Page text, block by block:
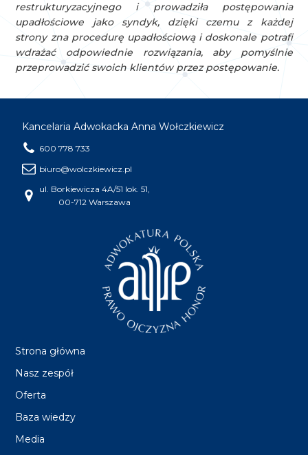
restrukturyzacyjnego i prowadziła postępowania
upadłościowe jako syndyk, dzięki czemu z każdej
strony zna procedurę upadłościową i doskonale potrafi
wdrażać odpowiednie rozwiązania, aby pomyślnie
przeprowadzić swoich klientów przez postępowanie.
Strona główna
Nasz zespół
Oferta
Baza wiedzy
Media
Kancelaria Adwokacka Anna Wołczkiewicz
600 778 733
biuro@wolczkiewicz.pl
ul. Borkiewicza 4A/51 lok. 51,
00-712 Warszawa